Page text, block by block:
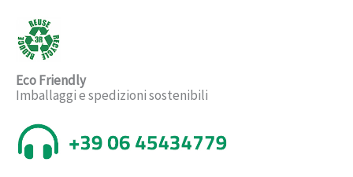
Eco Friendly
Imballaggi e spedizioni sostenibili